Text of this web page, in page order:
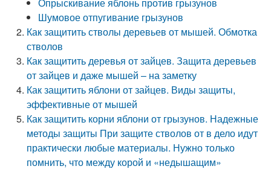
Шумовое отпугивание грызунов
Как защитить стволы деревьев от мышей. Обмотка
стволов
Как защитить деревья от зайцев. Защита деревьев
от зайцев и даже мышей – на заметку
Как защитить яблони от зайцев. Виды защиты,
эффективные от мышей
Как защитить корни яблони от грызунов. Надежные
методы защиты При защите стволов от в дело идут
практически любые материалы. Нужно только
помнить, что между корой и «недышащим»